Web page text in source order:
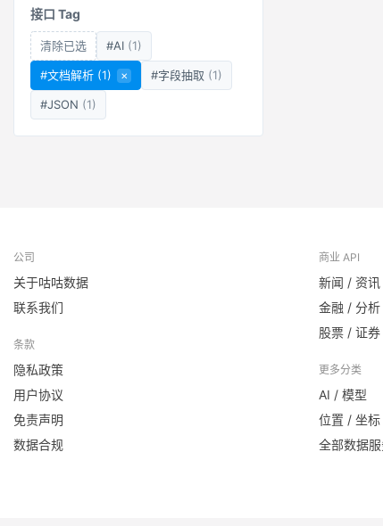
接口 Tag
清除已选 #AI (1)
#文档解析 (1) × #字段抽取 (1)
#JSON (1)
公司
关于咕咕数据
联系我们
条款
隐私政策
用户协议
免责声明
数据合规
商业 API
新闻 / 资讯
金融 / 分析
股票 / 证券
更多分类
AI / 模型
位置 / 坐标
全部数据